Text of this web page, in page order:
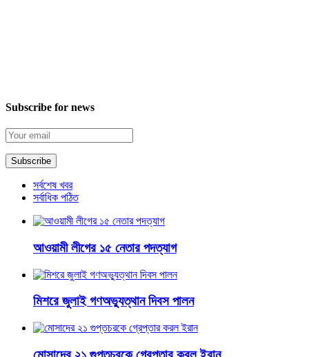
Subscribe for news
সর্বশেষ খবর
সর্বাধিক পঠিত
আওয়ামী লীগের ১৫ নেতার পদত্যাগ
মিশরে জুলাই গণঅভ্যুত্থান দিবস পালন